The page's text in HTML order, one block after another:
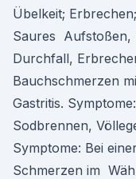
Übelkeit;
Saures Aufstoßen,
Durchfall,
Bauchschmerzen
Gastritis.
Sodbrennen,
Symptome: Bei
Schmerzen im